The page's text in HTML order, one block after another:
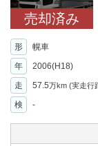
売却済み
形 幌車
年
2006(H18)
走 57.5万km (実走行
検
-